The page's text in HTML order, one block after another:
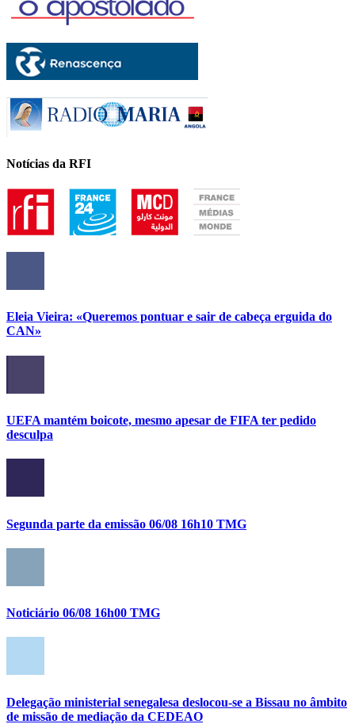
Notícias da RFI
Eleia Vieira: «Queremos pontuar e sair de cabeça erguida do
CAN»
UEFA mantém boicote, mesmo apesar de FIFA ter pedido
desculpa
Segunda parte da emissão 06/08 16h10 TMG
Noticiário 06/08 16h00 TMG
Delegação ministerial senegalesa deslocou-se a Bissau no âmbito
de missão de mediação da CEDEAO